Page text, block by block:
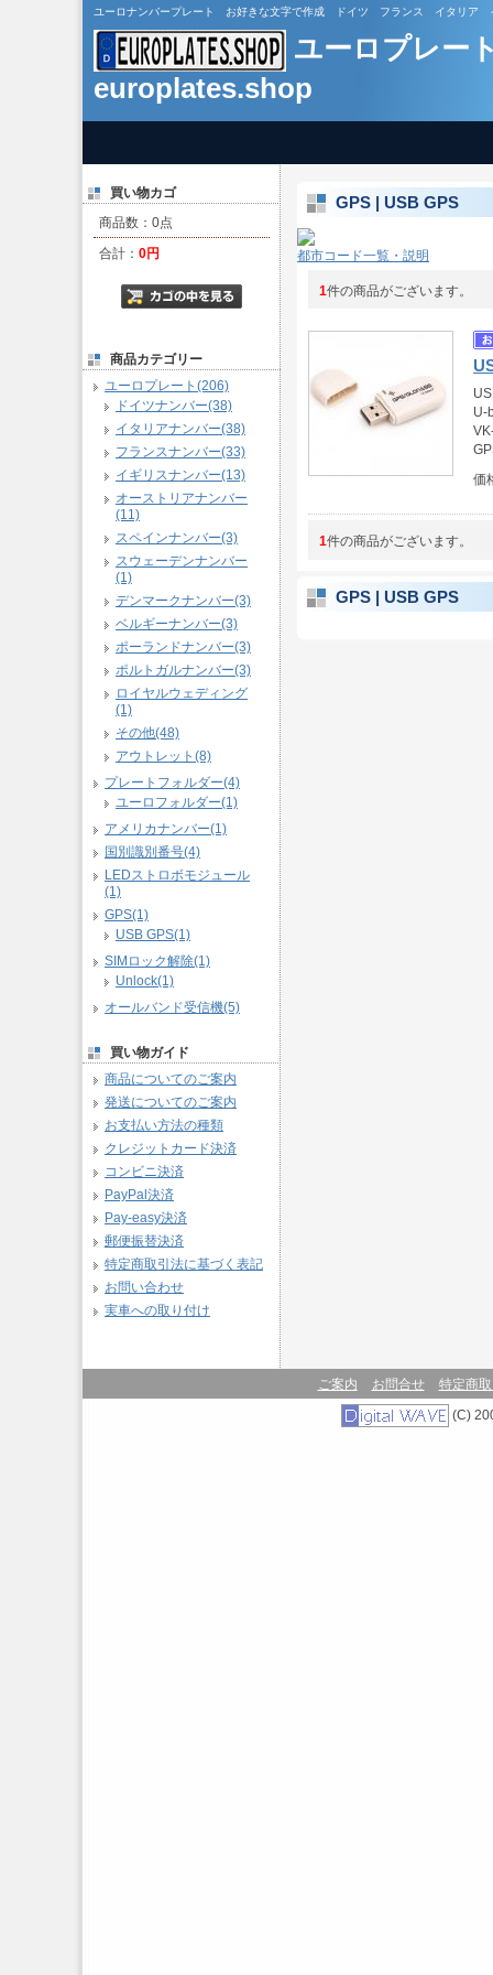
ユーロナンバープレート お好きな文字で作成 ドイツ フランス イタリア
ユーロプレー
europlates.shop
買い物カゴ
商品数：0点
合計： 0円
商品カテゴリー
ユーロプレート(206)
ドイツナンバー(38)
イタリアナンバー(38)
フランスナンバー(33)
イギリスナンバー(13)
オーストリアナンバー
(11)
スペインナンバー(3)
スウェーデンナンバー
(1)
デンマークナンバー(3)
ベルギーナンバー(3)
ポーランドナンバー(3)
ポルトガルナンバー(3)
ロイヤルウェディング
(1)
その他(48)
アウトレット(8)
プレートフォルダー(4)
ユーロフォルダー(1)
アメリカナンバー(1)
国別識別番号(4)
LEDストロボモジュール
(1)
GPS(1)
USB GPS(1)
SIMロック解除(1)
Unlock(1)
オールバンド受信機(5)
買い物ガイド
商品についてのご案内
発送についてのご案内
お支払い方法の種類
クレジットカード決済
コンビニ決済
PayPal決済
Pay-easy決済
郵便振替決済
特定商取引法に基づく表記
お問い合わせ
実車への取り付け
GPS | USB GPS
都市コード一覧・説明
1件の商品がございます。
U-
価
1件の商品がございます。
GPS | USB GPS
ご案内 お問合せ 特定商
(C)